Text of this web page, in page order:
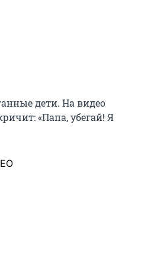
дети. На видео
«Папа, убегай! Я